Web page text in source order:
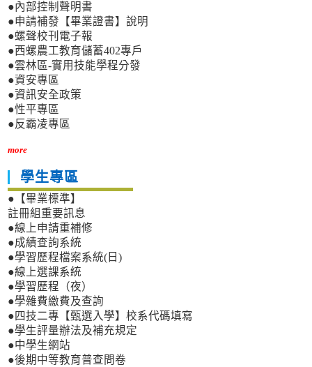
●內部控制聲明書
●申請補發【畢業證書】說明
●螺聲校刊電子報
●西螺農工教育儲蓄402專戶
●雲林區-實用技能學程分發
●資安專區
●資訊安全政策
●性平專區
●反霸凌專區
more
學生專區
●【畢業標準】
註冊組重要訊息
●線上申請重補修
●成績查詢系統
●學習歷程檔案系統(日)
●線上選課系統
●學習歷程（夜）
●學雜費繳費及查詢
●四技二專【甄選入學】校系代碼填寫
●學生評量辦法及補充規定
●中學生網站
●後期中等教育普查問卷